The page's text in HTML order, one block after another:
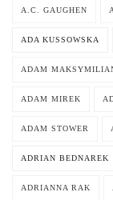
A.C. GAUGHEN
ADA KUSSOWSKA
ADAM
ADAM MIREK
ADAM STOWER
ADRIAN BEDNAREK
ADRIANNA RAK